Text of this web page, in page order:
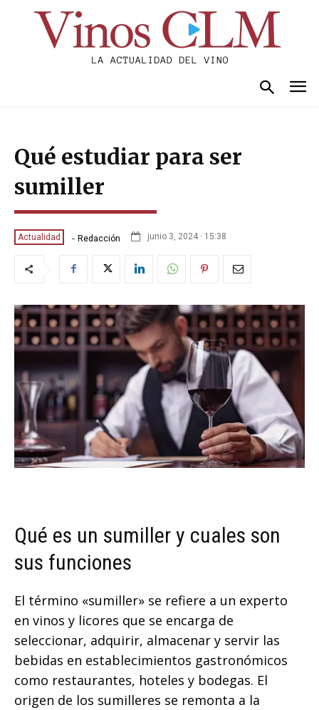
Qué estudiar para ser
sumiller
Actualidad - Redacción junio 3, 2024 · 15:38
Qué es un sumiller y cuales son
sus funciones
El término «sumiller» se refiere a un experto
en vinos y licores que se encarga de
seleccionar, adquirir, almacenar y servir las
bebidas en establecimientos gastronómicos
como restaurantes, hoteles y bodegas. El
origen de los sumilleres se remonta a la